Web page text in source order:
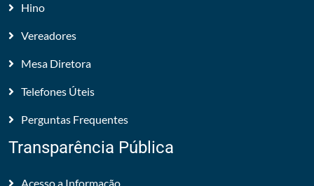
Hino
Vereadores
Mesa Diretora
Telefones Úteis
Perguntas Frequentes
Transparência Pública
Acesso a Informação